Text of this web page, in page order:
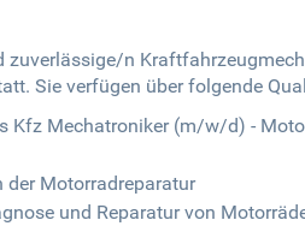
zuverlässige/n
Sie verfügen über folgende
Kfz Mechatroniker (m/w/d) -
der Motorradreparatur
und Reparatur von